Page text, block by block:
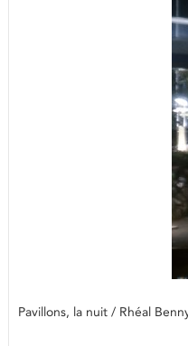
Pavillons, la nuit / Rhéal